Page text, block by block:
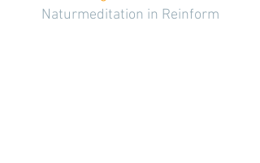
Naturmeditation in Reinform